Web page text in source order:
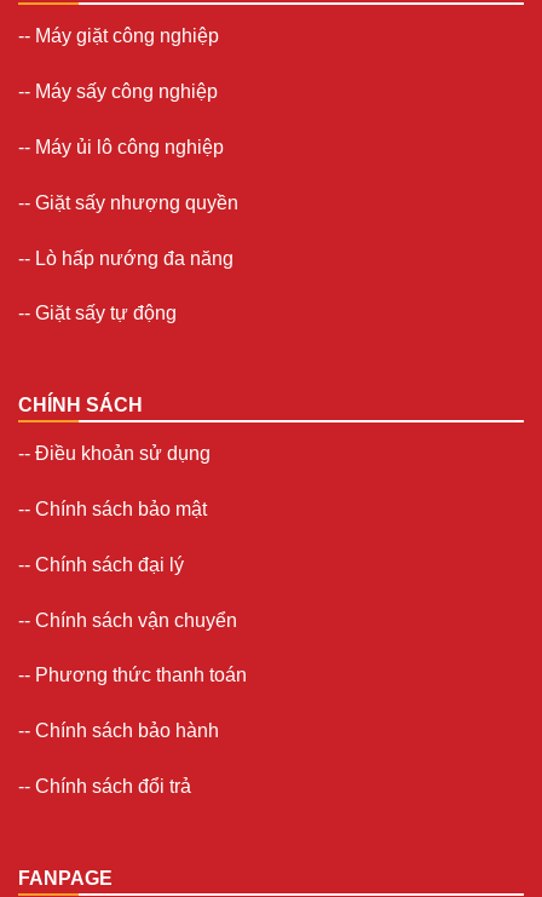
-- Máy giặt công nghiệp
-- Máy sấy công nghiệp
-- Máy ủi lô công nghiệp
-- Giặt sấy nhượng quyền
-- Lò hấp nướng đa năng
-- Giặt sấy tự động
CHÍNH SÁCH
-- Điều khoản sử dụng
-- Chính sách bảo mật
-- Chính sách đại lý
-- Chính sách vận chuyển
-- Phương thức thanh toán
-- Chính sách bảo hành
-- Chính sách đổi trả
FANPAGE